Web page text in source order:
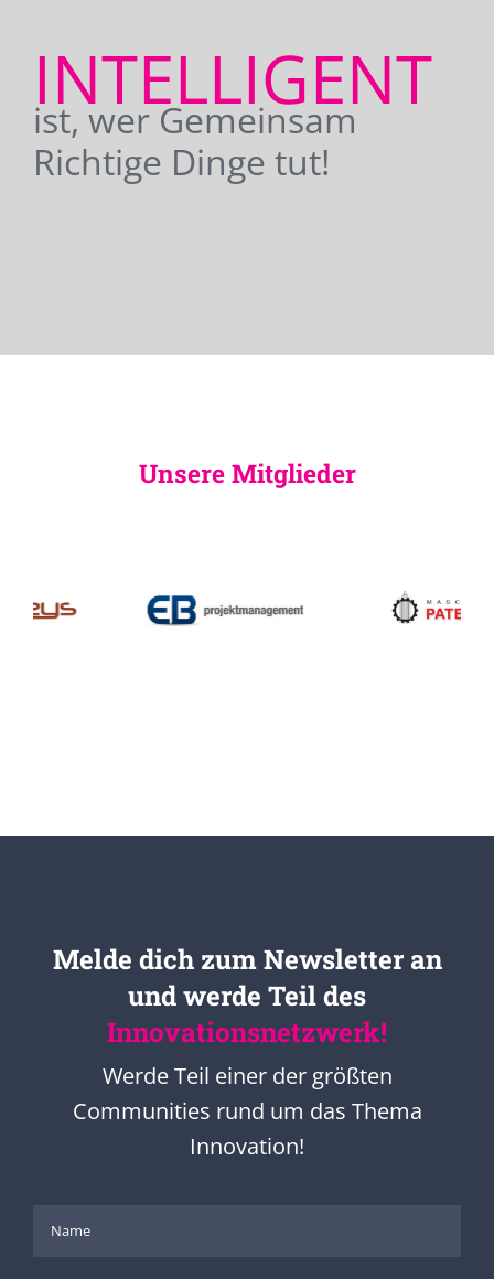
INTELLIGENT
ist, wer Gemeinsam
Richtige Dinge tut!
Unsere Mitglieder
Melde dich zum Newsletter an
und werde Teil des
Innovationsnetzwerk!
Werde Teil einer der größten
Communities rund um das Thema
Innovation!